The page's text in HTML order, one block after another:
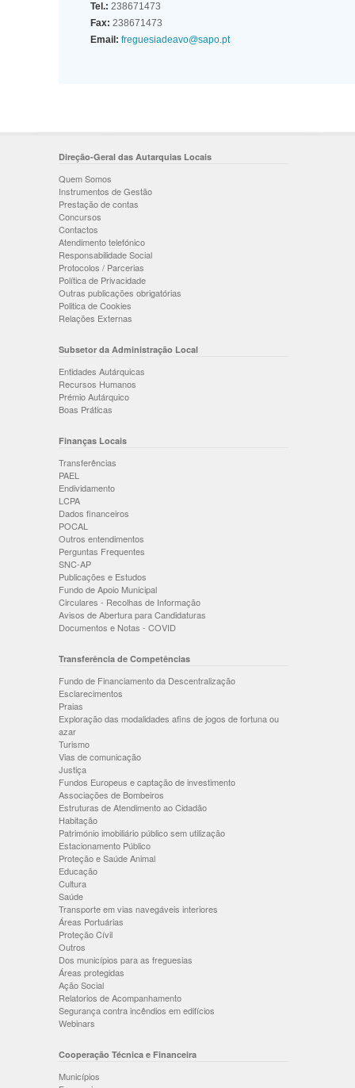
Tel.: 238671473
Fax: 238671473
Email: freguesiadeavo@sapo.pt
Direção-Geral das Autarquias Locais
Quem Somos
Instrumentos de Gestão
Prestação de contas
Concursos
Contactos
Atendimento telefónico
Responsabilidade Social
Protocolos / Parcerias
Política de Privacidade
Outras publicações obrigatórias
Politica de Cookies
Relações Externas
Subsetor da Administração Local
Entidades Autárquicas
Recursos Humanos
Prémio Autárquico
Boas Práticas
Finanças Locais
Transferências
PAEL
Endividamento
LCPA
Dados financeiros
POCAL
Outros entendimentos
Perguntas Frequentes
SNC-AP
Publicações e Estudos
Fundo de Apoio Municipal
Circulares - Recolhas de Informação
Avisos de Abertura para Candidaturas
Documentos e Notas - COVID
Transferência de Competências
Fundo de Financiamento da Descentralização
Esclarecimentos
Praias
Exploração das modalidades afins de jogos de fortuna ou
azar
Turismo
Vias de comunicação
Justiça
Fundos Europeus e captação de investimento
Associações de Bombeiros
Estruturas de Atendimento ao Cidadão
Habitação
Património imobiliário público sem utilização
Estacionamento Público
Proteção e Saúde Animal
Educação
Cultura
Saúde
Transporte em vias navegáveis interiores
Áreas Portuárias
Proteção Cívil
Outros
Dos municípios para as freguesias
Áreas protegidas
Ação Social
Relatorios de Acompanhamento
Segurança contra incêndios em edifícios
Webinars
Cooperação Técnica e Financeira
Municípios